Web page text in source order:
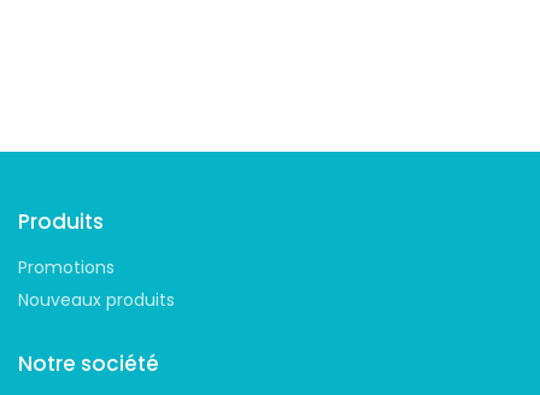
Produits
Promotions
Nouveaux produits
Notre société